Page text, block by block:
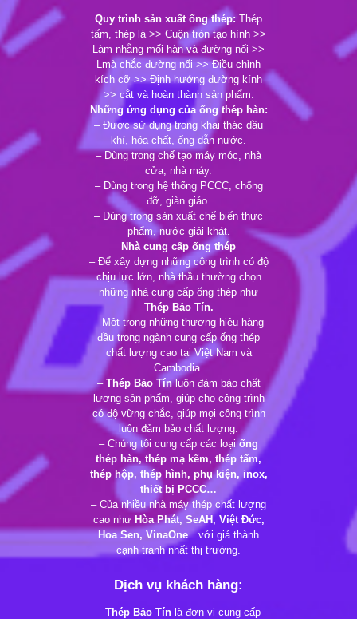
Quy trình sản xuất ống thép: Thép
tấm, thép lá >> Cuộn tròn tạo hình >>
Làm nhẵng mối hàn và đường nối >>
Lmà chắc đường nối >> Điều chỉnh
kích cỡ >> Định hướng đường kính
>> cắt và hoàn thành sản phẩm.
Những ứng dụng của ống thép hàn:
– Được sử dụng trong khai thác dầu
khí, hóa chất, ống dẫn nước.
– Dùng trong chế tạo máy móc, nhà
cửa, nhà máy.
– Dùng trong hệ thống PCCC, chống
đỡ, giàn giáo.
– Dùng trong sản xuất chế biến thực
phẩm, nước giải khát.
Nhà cung cấp ống thép
– Để xây dựng những công trình có độ
chịu lực lớn, nhà thầu thường chọn
những nhà cung cấp ống thép như
Thép Bảo Tín.
– Một trong những thương hiệu hàng
đầu trong ngành cung cấp ống thép
chất lượng cao tại Việt Nam và
Cambodia.
– Thép Bảo Tínluôn đảm bảo chất
lượng sản phẩm, giúp cho công trình
có độ vững chắc, giúp mọi công trình
luôn đảm bảo chất lượng.
– Chúng tôi cung cấp các loạiống
thép hàn, thép mạ kẽm, thép tấm,
thép hộp, thép hình, phụ kiện, inox,
thiết bị PCCC…
– Của nhiều nhà máy thép chất lượng
cao như Hòa Phát, SeAH, Việt Đức,
Hoa Sen, VinaOne…với giá thành
cạnh tranh nhất thị trường.
Dịch vụ khách hàng:
– Thép Bảo Tín là đơn vị cung cấp